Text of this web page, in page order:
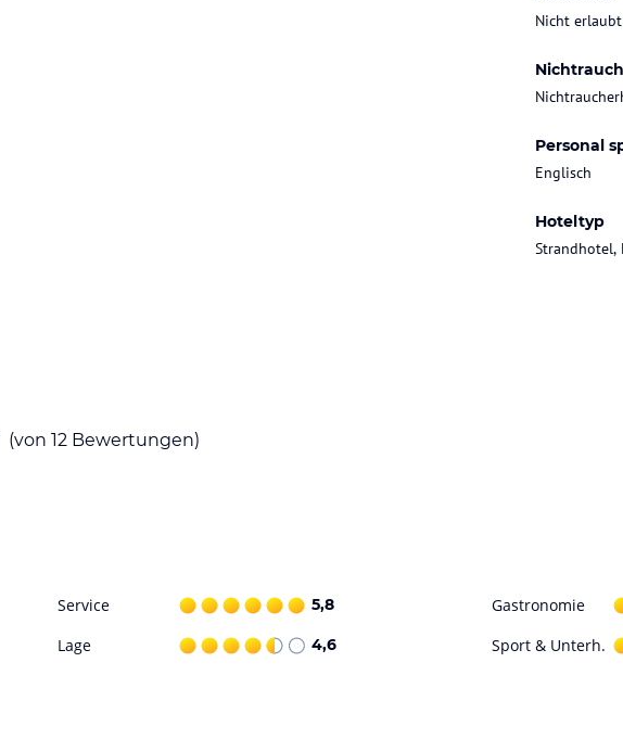
Nicht erlaubt
Personal
Englisch
Hoteltyp
Strandhotel,
(von 12 Bewertungen)
Service 5,8 Gastronomie
Lage 4,6 Sport & Unterh.